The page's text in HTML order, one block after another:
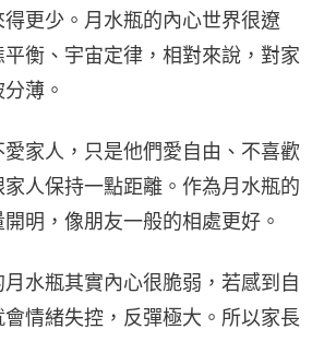
更少。月水瓶的內心世界很遼
衡、宇宙定律，相對來說，對家
薄。
家人，只是他們愛自由、不喜歡
人保持一點距離。作為月水瓶的
明，像朋友一般的相處更好。
水瓶其實內心很脆弱，若感到自
情緒失控，反彈極大。所以家長